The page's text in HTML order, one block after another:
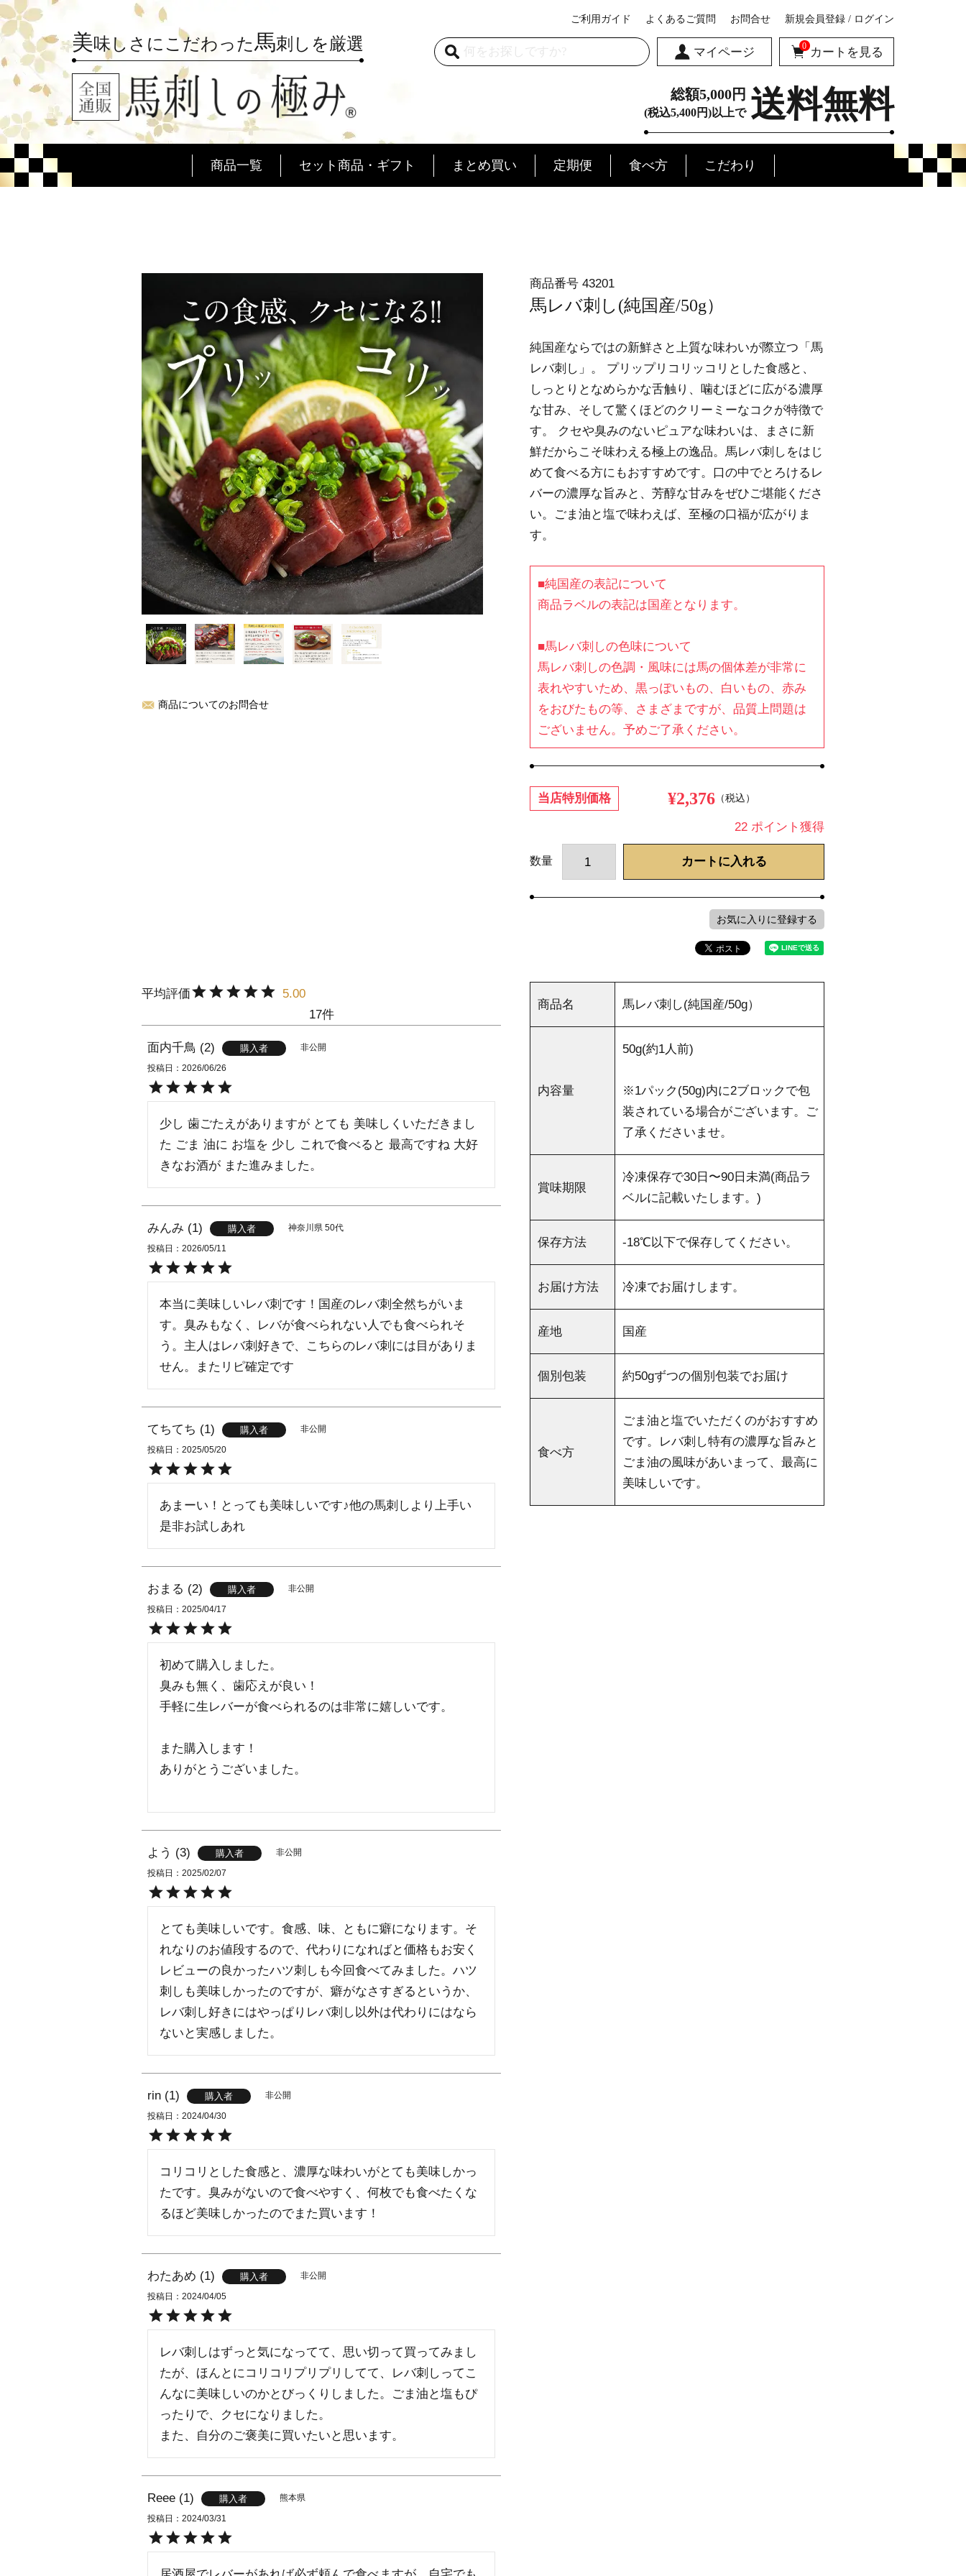
美味しさにこだわった馬刺しを厳選
ご利用ガイド よくあるご質問 お問合せ 新規会員登録 / ログイン
マイページ 0 カートを見る
総額5,000円
(税込5,400円)以上で 送料無料
商品一覧
セット商品・ギフト
自宅用
贈答用
まとめ買い
定期便
桜道
口福便 極みの会
食べ方
こだわり
品質
安心・安全
商品についてのお問合せ
商品番号 43201
馬レバ刺し(純国産/50g）
純国産ならではの新鮮さと上質な味わいが際立つ「馬
レバ刺し」。 プリップリコリッコリとした食感と、
しっとりとなめらかな舌触り、噛むほどに広がる濃厚
な甘み、そして驚くほどのクリーミーなコクが特徴で
す。 クセや臭みのないピュアな味わいは、まさに新
鮮だからこそ味わえる極上の逸品。馬レバ刺しをはじ
めて食べる方にもおすすめです。口の中でとろけるレ
バーの濃厚な旨みと、芳醇な甘みをぜひご堪能くださ
い。ごま油と塩で味わえば、至極の口福が広がりま
す。
■純国産の表記について
商品ラベルの表記は国産となります。
■馬レバ刺しの色味について
馬レバ刺しの色調・風味には馬の個体差が非常に
表れやすいため、黒っぽいもの、白いもの、赤み
をおびたもの等、さまざまですが、品質上問題は
ございません。予めご了承ください。
当店特別価格 ¥2,376 税込
22 ポイント獲得
お気に入りに登録する
カートに入れる
5.00
17
面内千鳥 2 購入者 非公開
投稿日 2026/06/26
少し 歯ごたえがありますが とても 美味しくいただきまし
た ごま 油に お塩を 少し これで食べると 最高ですね 大好
きなお酒が また進みました。
みんみ 1 購入者 神奈川県 50代
投稿日 2026/05/11
本当に美味しいレバ刺です！国産のレバ刺全然ちがいま
す。臭みもなく、レバが食べられない人でも食べられそ
う。主人はレバ刺好きで、こちらのレバ刺には目がありま
せん。またリピ確定です
てちてち 1 購入者 非公開
投稿日 2025/05/20
あまーい！とっても美味しいです♪他の馬刺しより上手い
是非お試しあれ
おまる 2 購入者 非公開
投稿日 2025/04/17
初めて購入しました。
臭みも無く、歯応えが良い！
手軽に生レバーが食べられるのは非常に嬉しいです。
また購入します！
ありがとうございました。
よう 3 購入者 非公開
投稿日 2025/02/07
とても美味しいです。食感、味、ともに癖になります。そ
れなりのお値段するので、代わりになればと価格もお安く
レビューの良かったハツ刺しも今回食べてみました。ハツ
刺しも美味しかったのですが、癖がなさすぎるというか、
レバ刺し好きにはやっぱりレバ刺し以外は代わりにはなら
ないと実感しました。
rin 1 購入者 非公開
投稿日 2024/04/30
コリコリとした食感と、濃厚な味わいがとても美味しかっ
たです。臭みがないので食べやすく、何枚でも食べたくな
るほど美味しかったのでまた買います！
わたあめ 1 購入者 非公開
投稿日 2024/04/05
レバ刺しはずっと気になってて、思い切って買ってみまし
たが、ほんとにコリコリプリプリしてて、レバ刺しってこ
んなに美味しいのかとびっくりしました。ごま油と塩もぴ
ったりで、クセになりました。
また、自分のご褒美に買いたいと思います。
Reee 1 購入者 熊本県
投稿日 2024/03/31
商品名 馬レバ刺し(純国産/50g）
内容量
50g(約1人前)
※1パック(50g)内に2ブロックで包
装されている場合がございます。ご
了承くださいませ。
賞味期限
冷凍保存で30日〜90日未満(商品ラ
ベルに記載いたします。)
保存方法 -18℃以下で保存してください。
お届け方法 冷凍でお届けします。
産地 国産
個別包装 約50gずつの個別包装でお届け
食べ方
ごま油と塩でいただくのがおすすめ
です。レバ刺し特有の濃厚な旨みと
ごま油の風味があいまって、最高に
美味しいです。